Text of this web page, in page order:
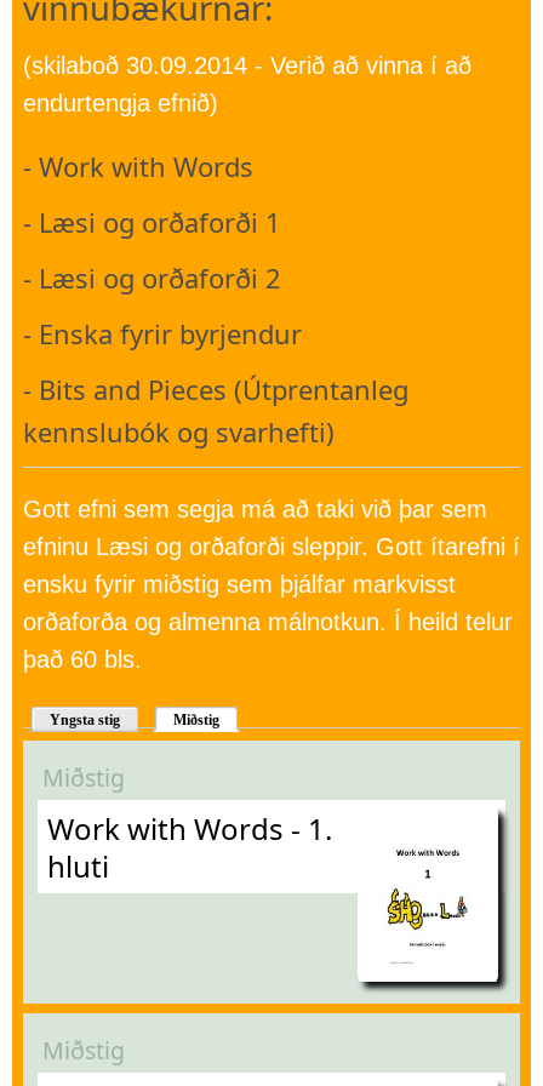
(skilaboð 30.09.2014 - Verið að vinna í að
endurtengja efnið)
- Work with Words
- Læsi og orðaforði 1
- Læsi og orðaforði 2
- Enska fyrir byrjendur
- Bits and Pieces (Útprentanleg
kennslubók og svarhefti)
Gott efni sem segja má að taki við þar sem
efninu Læsi og orðaforði sleppir. Gott ítarefni í
ensku fyrir miðstig sem þjálfar markvisst
orðaforða og almenna málnotkun. Í heild telur
það 60 bls.
Yngsta stig Miðstig
Miðstig
Work with Words - 1.
hluti
Miðstig